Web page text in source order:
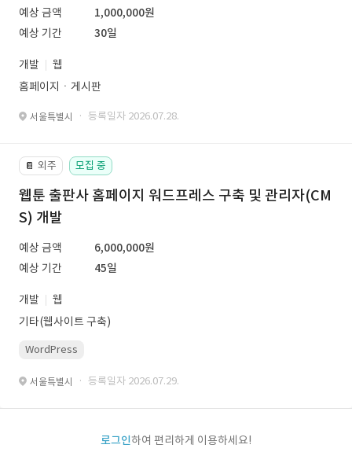
예상 금액
1,000,000원
예상 기간
30일
개발
웹
홈페이지ㆍ게시판
서울특별시 · 등록일자 2026.07.28.
📔 외주 모집 중
웹툰 출판사 홈페이지 워드프레스 구축 및 관리자(CM
S) 개발
예상 금액
6,000,000원
예상 기간
45일
개발
웹
기타(웹사이트 구축)
WordPress
서울특별시 · 등록일자 2026.07.29.
로그인하여 편리하게 이용하세요!